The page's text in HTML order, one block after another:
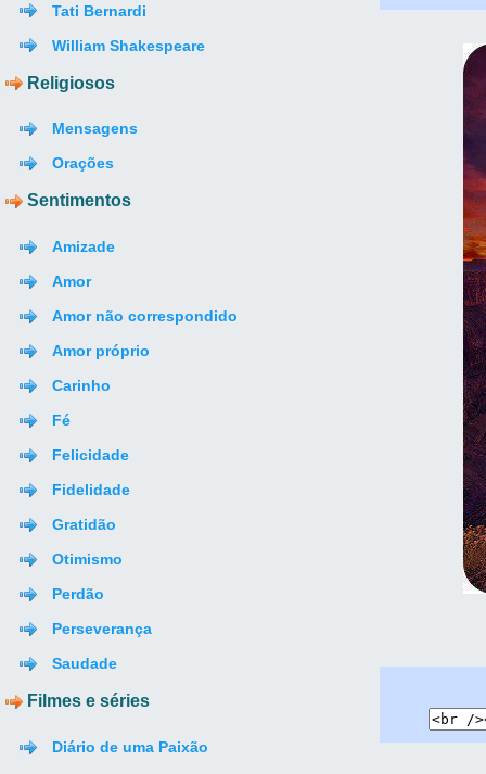
Tati Bernardi
William Shakespeare
Religiosos
Mensagens
Orações
Sentimentos
Amizade
Amor
Amor não correspondido
Amor próprio
Carinho
Fé
Felicidade
Fidelidade
Gratidão
Otimismo
Perdão
Perseverança
Saudade
Filmes e séries
Diário de uma Paixão